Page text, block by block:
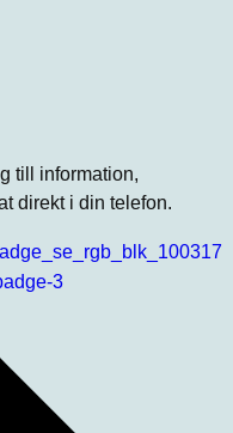
till information,
direkt i din telefon.